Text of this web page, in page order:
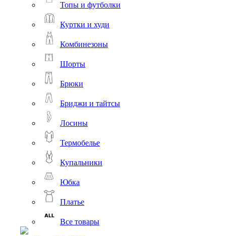
Топы и футболки
Куртки и худи
Комбинезоны
Шорты
Брюки
Бриджи и тайтсы
Лосины
Термобелье
Купальники
Юбка
Платье
Все товары